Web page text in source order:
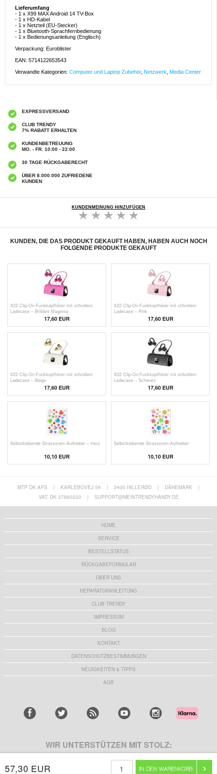
Lieferumfang
- 1 x X99 MAX Android 14 TV-Box
- 1 x HD-Kabel
- 1 x Netzteil (EU-Stecker)
- 1 x Bluetooth-Sprachfernbedienung
- 1 x Bedienungsanleitung (Englisch)
Verpackung: Euroblister
EAN: 5714122653543
Verwandte Kategorien: Computer und Laptop Zubehör, Netzwerk Media Center
EXPRESSVERSAND
CLUB TRENDY
7% RABATT ERHALTEN
KUNDENBETREUUNG
MO. - FR. 10:00 - 22:00
30 TAGE RÜCKGABERECHT
ÜBER 8.000.000 ZUFRIEDENE
KUNDEN
KUNDENMEINUNG HINZUFÜGEN
KUNDEN, DIE DAS PRODUKT GEKAUFT HABEN, HABEN AUCH NOCH
FOLGENDE PRODUKTE GEKAUFT
X22 Clip-On-Funkkopfhörer mit stilvollem
Ladecase – Brilliant Magenta
17,60EUR
X22 Clip-On-Funkkopfhörer mit stilvollem
Ladecase – Pink
17,60EUR
X22 Clip-On-Funkkopfhörer mit stilvollem
Ladecase – Beige
17,60EUR
X22 Clip-On-Funkkopfhörer mit stilvollem
Ladecase – Schwarz
17,60EUR
Selbstklebende Strassstein-Aufkleber – Herz
10,10 EUR
Selbstklebende Strassstein-Aufkleber
10,10 EUR
57,30 EUR
MTP DK APS | KARLEBOVEJ 59 | 3400 HILLERØD | DÄNEMARK
|
VAT: DK 37860220
| SUPPORT@MEINTRENDYHANDY.DE
HOME
SERVICE
BESTELLSTATUS
RÜCKGABEFORMULAR
ÜBER UNS
REPARATURANLEITUNG
CLUB TRENDY
IMPRESSUM
BLOG
KONTAKT
DATENSCHUTZBESTIMMUNGEN
NEUIGKEITEN & TIPPS
AGB
WIR UNTERSTÜTZEN MIT STOLZ: